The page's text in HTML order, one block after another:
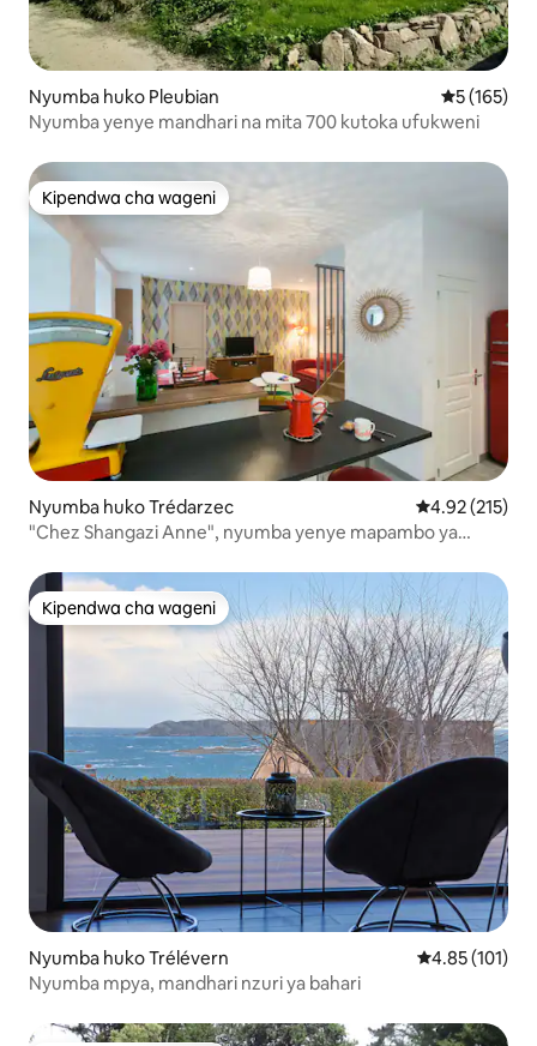
Nyumba huko Pleubian Ukadiriaji
5 (165)
Nyumba yenye mandhari na mita 700 kutoka ufukweni
Kipendwa cha wageni
Kipendwa cha wageni
Nyumba huko Trédarzec Ukadiriaji wa
4.92 (215)
"Chez Shangazi Anne", nyumba yenye mapambo ya
Kipendwa cha wageni
Kipendwa cha wageni
Nyumba huko Trélévern Ukadiriaji wa
4.85 (101)
Nyumba mpya, mandhari nzuri ya bahari